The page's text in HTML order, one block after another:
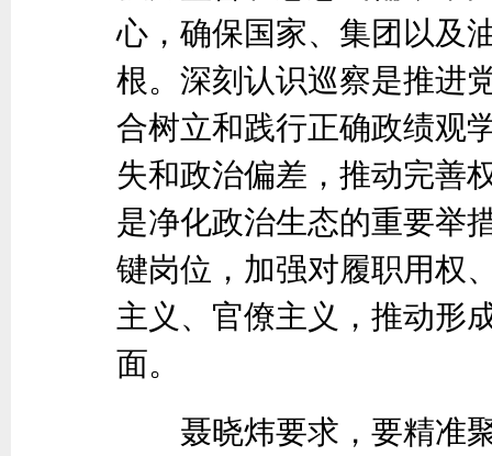
心，确保国家、集团以及
根。深刻认识巡察是推进
合树立和践行正确政绩观
失和政治偏差，推动完善
是净化政治生态的重要举
键岗位，加强对履职用权
主义、官僚主义，推动形
面。
聂晓炜要求，要精准聚